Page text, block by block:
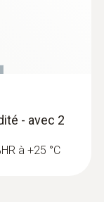
- avec 2
à +25 °C